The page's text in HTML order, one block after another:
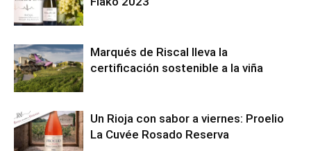
Marqués de Riscal lleva la
certificación sostenible a la viña
Un Rioja con sabor a viernes: Proelio
La Cuvée Rosado Reserva